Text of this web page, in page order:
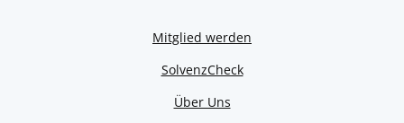
Mitglied werden
SolvenzCheck
Über Uns